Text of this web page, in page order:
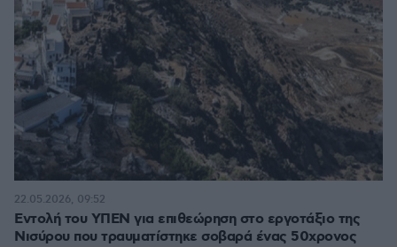
Εντολή του ΥΠΕΝ για επιθεώρηση στο εργοτάξιο της
Νισύρου που τραυματίστηκε σοβαρά ένας 50χρονος
22.05.2026, 09:52